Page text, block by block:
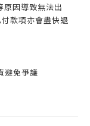
因導致無法出
款項亦會盡快退
避免爭議